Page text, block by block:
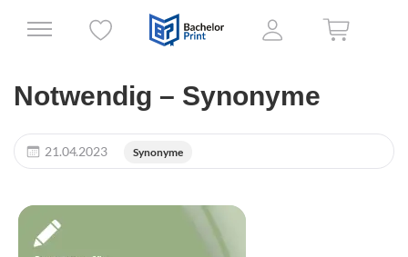
Notwendig – Synonyme
21.04.2023 Synonyme